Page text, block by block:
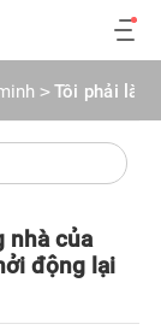
>Tôi phải
nhà của
động lại